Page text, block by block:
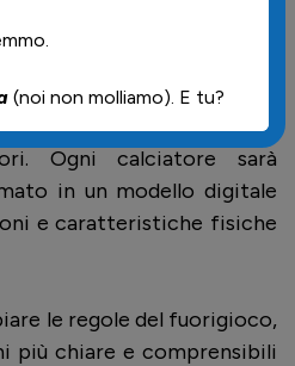
il fuorigioco: invece delle
verranno usati avatar 3D
Ogni calciatore sarà
in un modello digitale
e caratteristiche fisiche
le regole del fuorigioco,
più chiare e comprensibili
(noi non molliamo). E tu?